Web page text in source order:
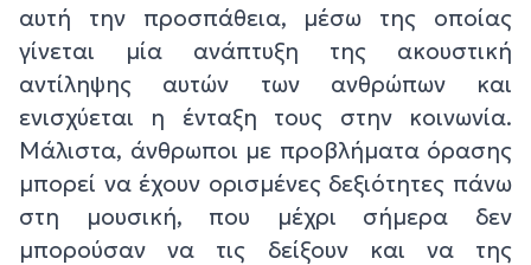
αυτή την προσπάθεια, μέσω της οποίας
γίνεται μία ανάπτυξη της ακουστική
αντίληψης αυτών των ανθρώπων και
ενισχύεται η ένταξη τους στην κοινωνία.
Μάλιστα, άνθρωποι με προβλήματα όρασης
μπορεί να έχουν ορισμένες δεξιότητες πάνω
στη μουσική, που μέχρι σήμερα δεν
μπορούσαν να τις δείξουν και να της